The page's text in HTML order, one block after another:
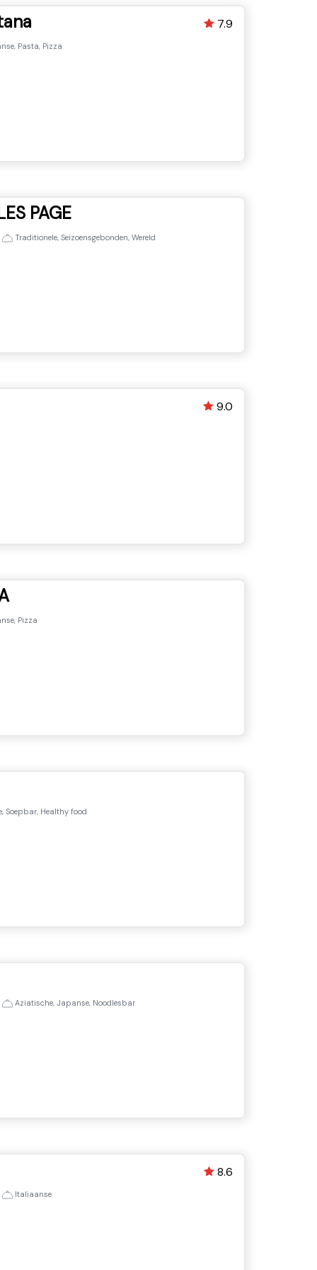
Pasta, Pizza
7.9
PAGE
Traditionele, Seizoensgebonden, Wereld
9.0
Pizza
Soepbar, Healthy food
Aziatische, Japanse, Noodlesbar
Italiaanse
8.6